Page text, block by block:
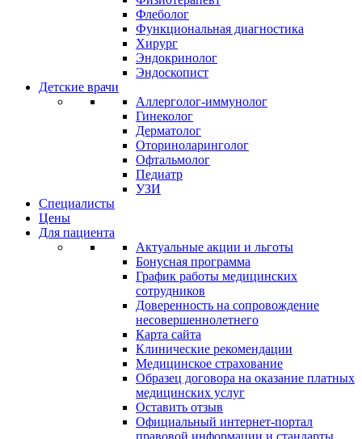
Флеболог
Функциональная диагностика
Хирург
Эндокринолог
Эндоскопист
Детские врачи
Аллерголог-иммунолог
Гинеколог
Дерматолог
Оториноларинголог
Офтальмолог
Педиатр
УЗИ
Специалисты
Цены
Для пациента
Актуальные акции и льготы
Бонусная программа
График работы медицинских
сотрудников
Доверенность на сопровождение
несовершеннолетнего
Карта сайта
Клинические рекомендации
Медицинское страхование
Образец договора на оказание платных
медицинских услуг
Оставить отзыв
Официальный интернет-портал
правовой информации и стандарты